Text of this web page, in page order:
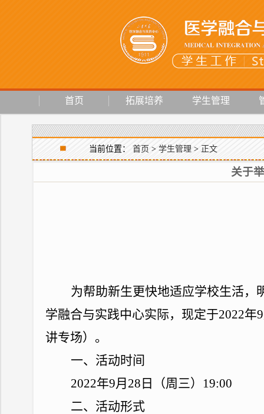
首页 拓展培养 学生管理
当前位置： 首页 > 学生管理 > 正文
关于
为帮助新生更快地适应学校生活，
学融合与实践中心实际，现定于2022年9
讲专场）。
一、活动时间
2022年9月 28 日（周三） 19:00
二、活动形式